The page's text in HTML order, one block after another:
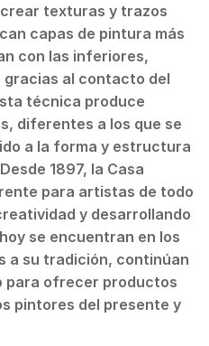
texturas y trazos
capas de pintura más
con las inferiores,
gracias al contacto del
técnica produce
diferentes a los que se
a la forma y estructura
1897, la Casa
para artistas de todo
y desarrollando
se encuentran en los
a su tradición, continúan
para ofrecer productos
pintores del presente y